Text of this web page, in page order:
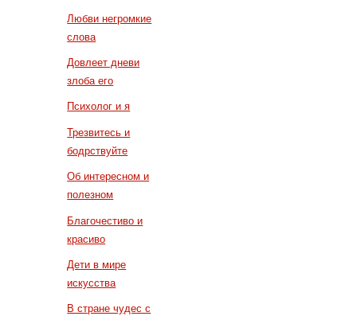
Любви негромкие
слова
Довлеет дневи
злоба его
Психолог и я
Трезвитесь и
бодрствуйте
Об интересном и
полезном
Благочестиво и
красиво
Дети в мире
искусства
В стране чудес с